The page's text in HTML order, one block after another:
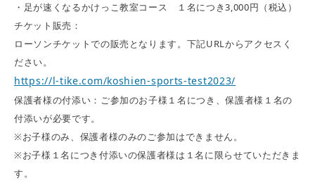
・足が速くなるかけっこ教室コース １名につき3,000円（税込）
チケット販売：
ローソンチケットでの販売となります。下記URLからアクセスく
ださい。
https://l-tike.com/koshien-sports-test2023/
保護者様の付添い：ご参加のお子様１名につき、保護者様１名の
付添いが必要です。
※お子様のみ、保護者様のみのご参加はできません。
※お子様１名につき付添いの保護者様は１名に限らせていただきま
す。